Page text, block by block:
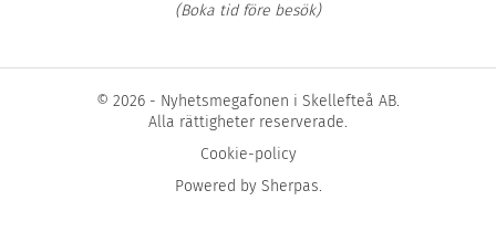
(Boka tid före besök)
© 2026 - Nyhetsmegafonen i Skellefteå AB.
Alla rättigheter reserverade.
Cookie-policy
Powered by Sherpas.